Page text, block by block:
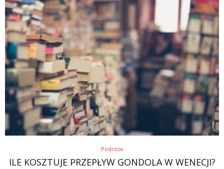
Podróże
ILE KOSZTUJE PRZEPŁYW GONDOLA W WENECJI?